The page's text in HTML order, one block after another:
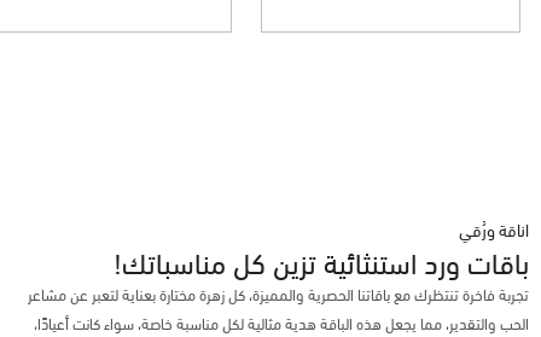
اناقة ورُقي
باقات ورد استنثائية تزين كل مناسباتك!
تجربة فاخرة تنتظرك مع باقاتنا الحصرية والمميزة، كل زهرة مختارة بعناية لتعبر عن مشاعر
الحب والتقدير، مما يجعل هذه الباقة هدية مثالية لكل مناسبة خاصة، سواء كانت أعيادًا،